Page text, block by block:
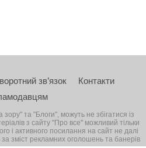
зв’язок
Контакти
та "Блоги", можуть не збігатися із
з сайту "Про все" можливий тільки
і активного посилання на сайт не далі
зміст рекламних оголошень та банерів